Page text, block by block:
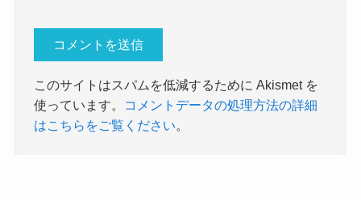
このサイトはスパムを低減するために Akismet を
使っています。
コメントデータの処理方法の詳細
はこちらをご覧ください